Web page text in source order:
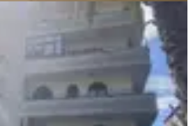
Emlak'tan Anıt Mah. Satılık 3.
Daire
4. Kat ·08.04.2026